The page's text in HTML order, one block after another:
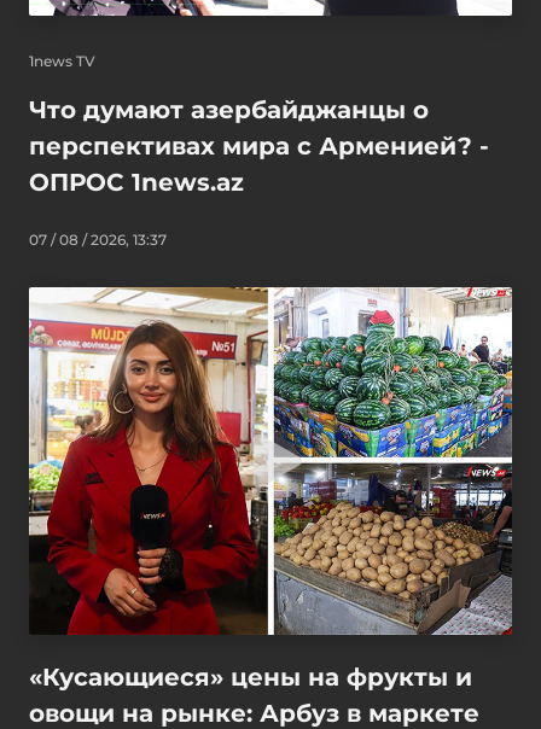
1news TV
Что думают азербайджанцы о
перспективах мира с Арменией? -
ОПРОС 1news.az
07 / 08 / 2026, 13:37
«Кусающиеся» цены на фрукты и
овощи на рынке: Арбуз в маркете